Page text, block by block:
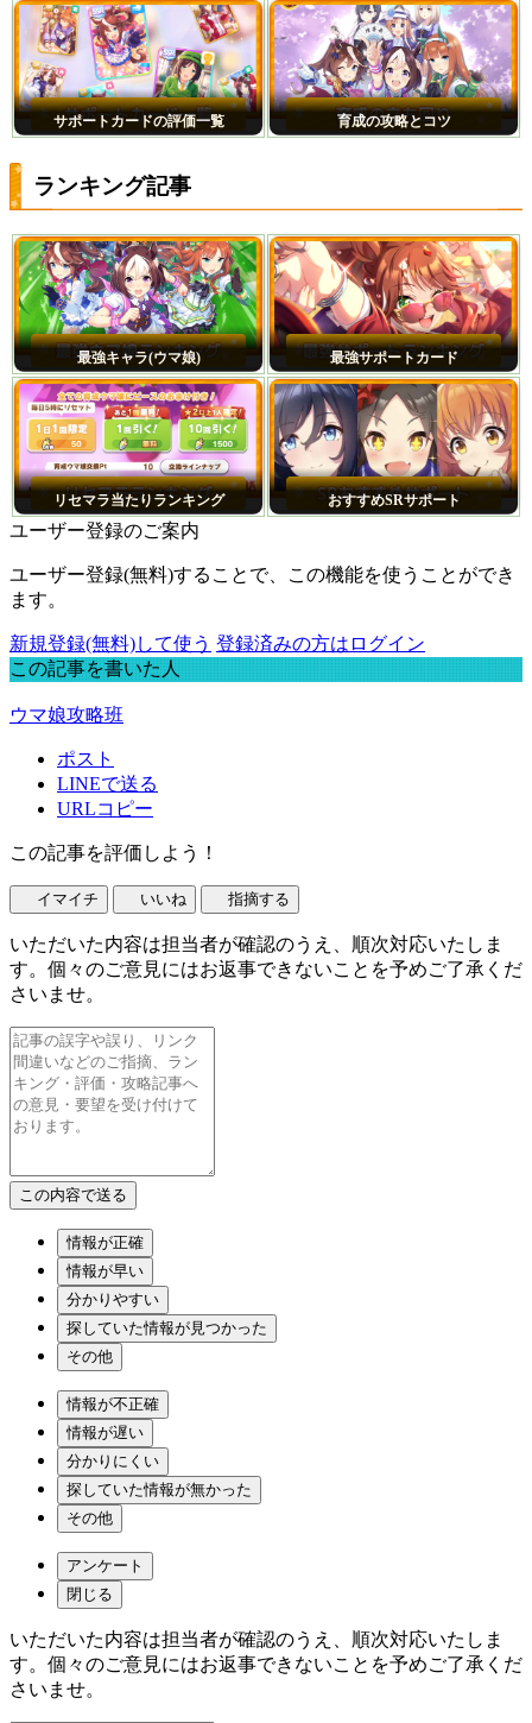
サポートカードの評価一覧 育成の攻略とコツ
ランキング記事
最強キャラ(ウマ娘) 最強サポートカード
リセマラ当たりランキング おすすめSRサポート
ユーザー登録のご案内
ユーザー登録(無料)することで、この機能を使うことができ
ます。
新規登録(無料)して使う 登録済みの方はログイン
この記事を書いた人
ウマ娘攻略班
ポスト
LINEで送る
URLコピー
この記事を評価しよう！
イマイチ いいね 指摘する
いただいた内容は担当者が確認のうえ、順次対応いたしま
す。個々のご意見にはお返事できないことを予めご了承くだ
さいませ。
情報が正確
情報が早い
分かりやすい
探していた情報が見つかった
その他
情報が不正確
情報が遅い
分かりにくい
探していた情報が無かった
その他
アンケート
閉じる
いただいた内容は担当者が確認のうえ、順次対応いたしま
す。個々のご意見にはお返事できないことを予めご了承くだ
さいませ。